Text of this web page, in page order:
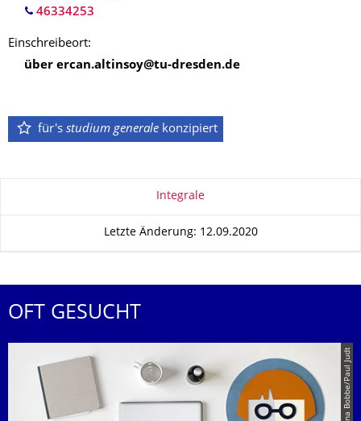
Einschreibeort:
über ercan.altinsoy@tu-dresden.de
für's studium generalekonzipiert
Integrale
Letzte Änderung: 12.09.2020
OFT GESUCHT
© Tina Bobbe/Paul Judt